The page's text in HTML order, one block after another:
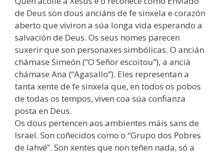
de Deus son dous anciáns de fe sinxela e corazón
aberto que viviron a súa longa vida esperando a
salvación de Deus. Os seus nomes parecen
suxerir que son personaxes simbólicas. O ancián
chámase Simeón (“O Señor escoitou”), a anciá
chámase Ana (“Agasallo”). Eles representan a
tanta xente de fe sinxela que, en todos os pobos
de todas os tempos, viven coa súa confianza
posta en Deus.
Os dous pertencen aos ambientes máis sans de
Israel. Son coñecidos como o “Grupo dos Pobres
de Iahvé”. Son xentes que non teñen nada, só a